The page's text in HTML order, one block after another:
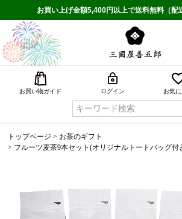
お買い上げ金額5,400円以上で送料無料（配
お買い物ガイド ログイン お気に
トップページ
お茶のギフト
フルーツ麦茶9本セット(オリジナルトートバッグ付